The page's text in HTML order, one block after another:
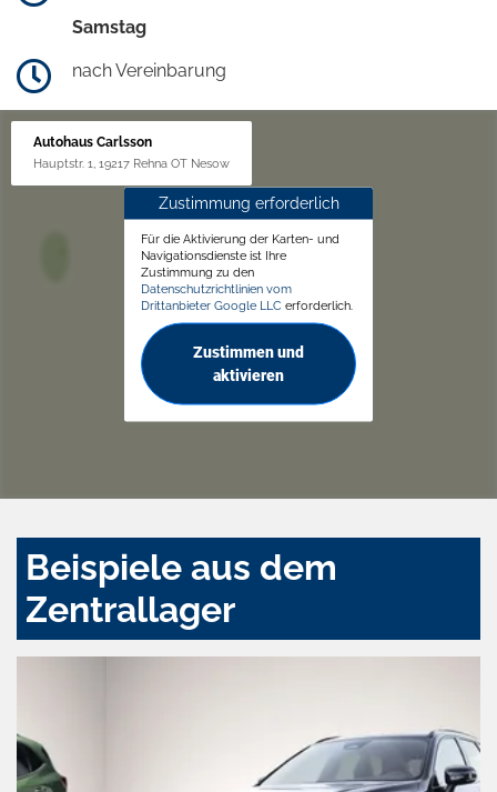
Samstag
nach Vereinbarung
Autohaus Carlsson
Hauptstr. 1, 19217 Rehna OT Nesow
Zustimmung erforderlich
Für die Aktivierung der Karten- und
Navigationsdienste ist Ihre
Zustimmung zu den
Datenschutzrichtlinien vom
Drittanbieter Google LLC erforderlich.
Zustimmen und
aktivieren
Beispiele aus dem
Zentrallager